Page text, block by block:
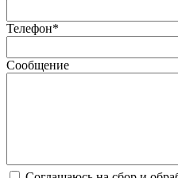
Телефон*
Сообщение